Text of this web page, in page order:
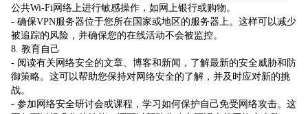
公共Wi-Fi网络上进行敏感操作，如网上银行或购物。
- 确保VPN服务器位于您所在国家或地区的服务器上。这样可以减少
被追踪的风险，并确保您的在线活动不会被监控。
8. 教育自己
- 阅读有关网络安全的文章、博客和新闻，了解最新的安全威胁和防
御策略。这可以帮助您保持对网络安全的了解，并及时应对新的挑
战。
- 参加网络安全研讨会或课程，学习如何保护自己免受网络攻击。这